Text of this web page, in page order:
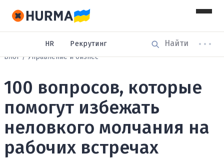
HR
Рекрутинг
Блог
Управление и бизнес
100 вопросов, которые
помогут избежать
неловкого молчания на
рабочих встречах